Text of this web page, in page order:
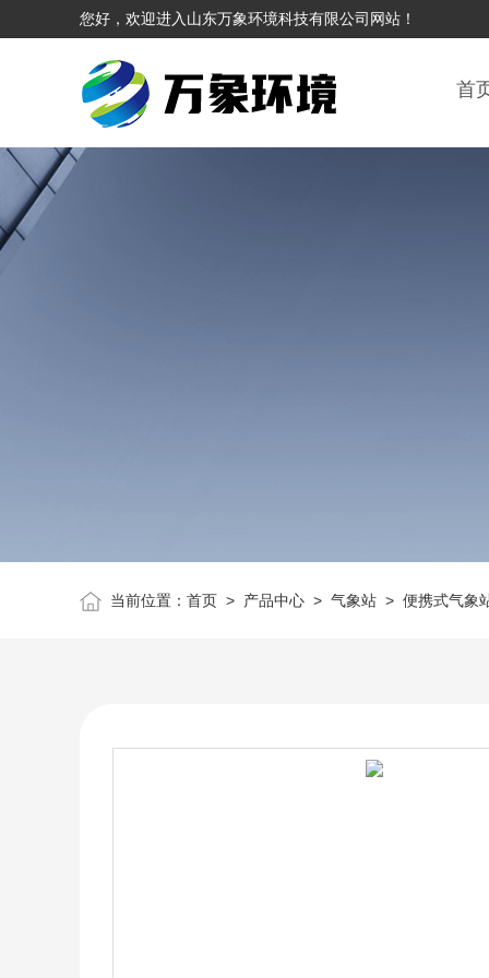
您好，欢迎进入山东万象环境科技有限公司网站！
首
当前位置： 首页> 产品中心> 气象站> 便携式气象